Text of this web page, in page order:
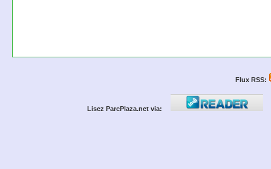
Flux RSS:
Lisez ParcPlaza.net via: